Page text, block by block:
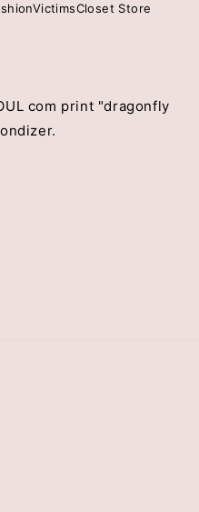
Store
com print "dragonfly